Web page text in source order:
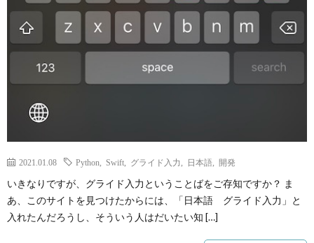
2021.01.08 Python Swift グライド入力 日本語 開発
いきなりですが、グライド入力ということばをご存知ですか？ ま
あ、このサイトを見つけたからには、「日本語 グライド入力」と
入れたんだろうし、そういう人はだいたい知 […]